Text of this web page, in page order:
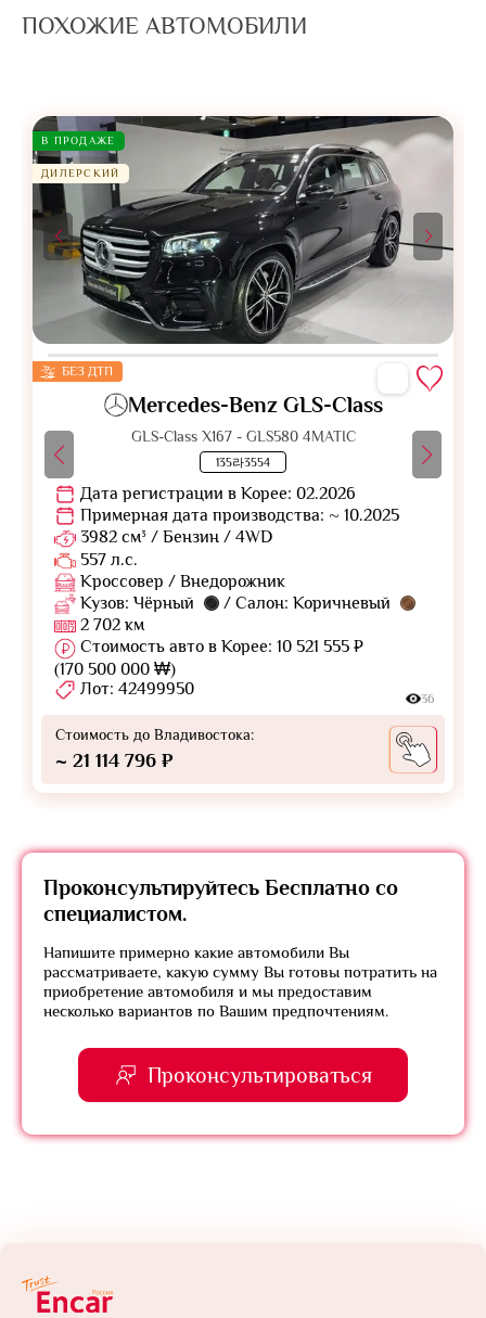
ПОХОЖИЕ АВТОМОБИЛИ
В ПРОДАЖЕ
ДИЛЕРСКИЙ
БЕЗ ДТП
Mercedes-Benz GLS-Class
GLS-Class X167 - GLS580 4MATIC
135라3554
Дата регистрации в Корее: 02.2026
Примерная дата производства: ~ 10.2025
3982 см³ / Бензин / 4WD
557 л.с.
Кроссовер / Внедорожник
Кузов: Чёрный
/ Салон: Коричневый
2 702 км
Стоимость авто в Корее: 10 521 555 ₽
(170 500 000 ₩)
Лот: 42499950
36
Стоимость до Владивостока:
~ 21 114 796 ₽
Проконсультируйтесь Бесплатно со
специалистом.
Напишите примерно какие автомобили Вы
рассматриваете, какую сумму Вы готовы потратить на
приобретение автомобиля и мы предоставим
несколько вариантов по Вашим предпочтениям.
Проконсультироваться